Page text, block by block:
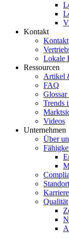
Kontakt
Kontakt
Lokale
Ressourcen
Artikel
FAQ
Trends
Videos
Unternehmen
Über
Karriere
Qualität